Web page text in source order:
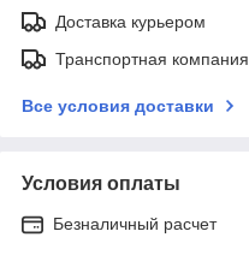
Доставка курьером
Транспортная компания
Все условия доставки
Условия оплаты
Безналичный расчет